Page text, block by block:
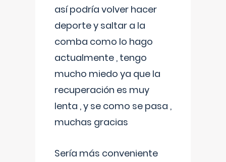
así podría volver hacer
deporte y saltar a la
comba como lo hago
actualmente , tengo
mucho miedo ya que la
recuperación es muy
lenta , y se como se pasa ,
muchas gracias
Sería más conveniente